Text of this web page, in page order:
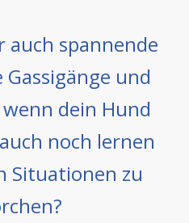
auch spannende
und
dein Hund
noch lernen
Situationen zu
?